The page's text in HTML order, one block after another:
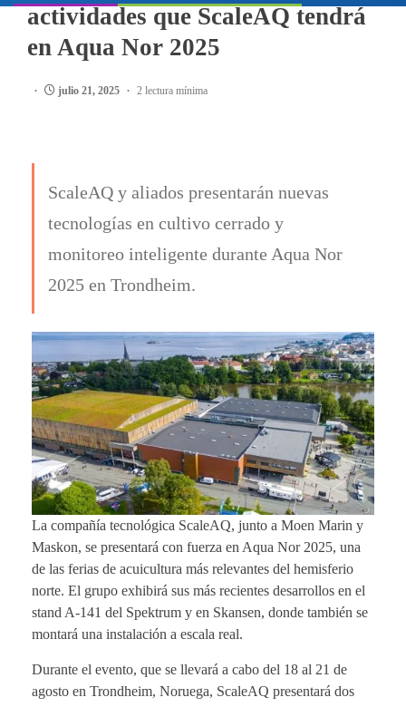
actividades que ScaleAQ tendrá
en Aqua Nor 2025
julio 21, 2025 2 lectura mínima
ScaleAQ y aliados presentarán nuevas
tecnologías en cultivo cerrado y
monitoreo inteligente durante Aqua Nor
2025 en Trondheim.
La compañía tecnológica ScaleAQ, junto a Moen Marin y
Maskon, se presentará con fuerza en Aqua Nor 2025, una
de las ferias de acuicultura más relevantes del hemisferio
norte. El grupo exhibirá sus más recientes desarrollos en el
stand A-141 del Spektrum y en Skansen, donde también se
montará una instalación a escala real.
Durante el evento, que se llevará a cabo del 18 al 21 de
agosto en Trondheim, Noruega, ScaleAQ presentará dos